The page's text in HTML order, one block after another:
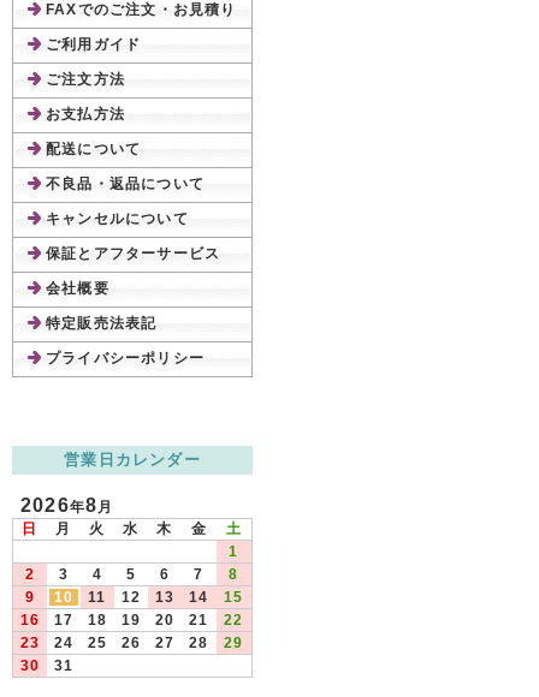
FAXでのご注文・お見積り
ご利用ガイド
ご注文方法
お支払方法
配送について
不良品・返品について
キャンセルについて
保証とアフターサービス
会社概要
特定販売法表記
プライバシーポリシー
営業日カレンダー
2026年8月
日
月 火 水 木 金
土
1
2
3 4 5 6 7
8
9
10 11 12 13 14
15
16
17 18 19 20 21
22
23
24 25 26 27 28
29
30
31